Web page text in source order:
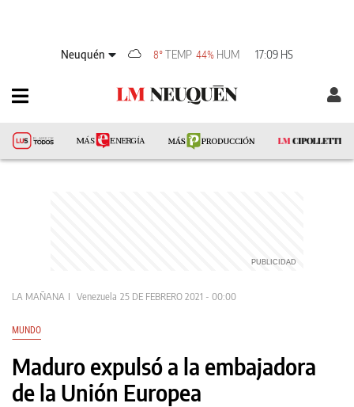
Neuquén 8° TEMP 44% HUM 17:09 HS
LA MAÑANA Venezuela 25 DE FEBRERO 2021 - 00:00
MUNDO
Maduro expulsó a la embajadora
de la Unión Europea